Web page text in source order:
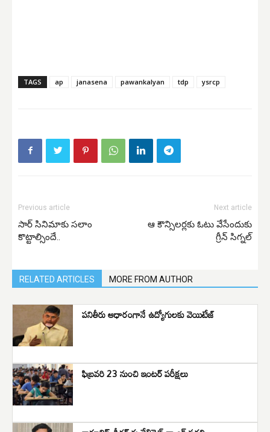
TAGS ap janasena pawankalyan tdp ysrcp
Previous article
సార్ సినిమాకు సలాం
కొట్టాల్సిందే..
Next article
ఆ కౌన్సిలర్లకు ఓటు వేసేందుకు
గ్రీన్ సిగ్నల్
RELATED ARTICLES MORE FROM AUTHOR
పనితీరు ఆధారంగానే ఉద్యోగులకు వెయిటేజ్
ఫిబ్రవరి 23 నుంచి ఇంటర్ పరీక్షలు